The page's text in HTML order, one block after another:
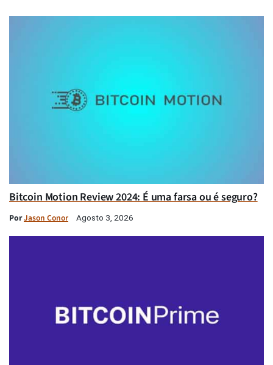
Bitcoin Motion Review 2024: É uma farsa ou é seguro?
PorJason Conor Agosto 3, 2026